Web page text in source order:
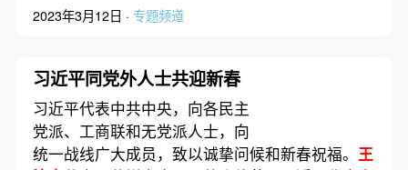
2023年3月12日 · 专题频道
习近平同党外人士共迎新春
习近平代表中共中央，向各民主
党派、工商联和无党派人士，向
统一战线广大成员，致以诚挚问候和新春祝福。 王